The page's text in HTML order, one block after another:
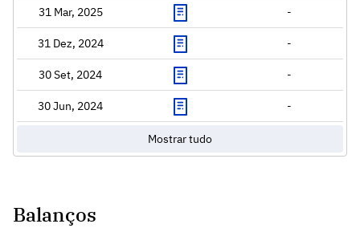
31 Mar, 2025 -
31 Dez, 2024 -
30 Set, 2024 -
30 Jun, 2024 -
Mostrar tudo
Balanços